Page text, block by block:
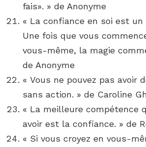
fais». » de Anonyme
« La confiance en soi est un
Une fois que vous
vous-même, la magie
de Anonyme
« Vous ne pouvez pas avoir
sans action. » de Caroline
« La meilleure compétence
avoir est la confiance. » de
« Si vous croyez en vous-